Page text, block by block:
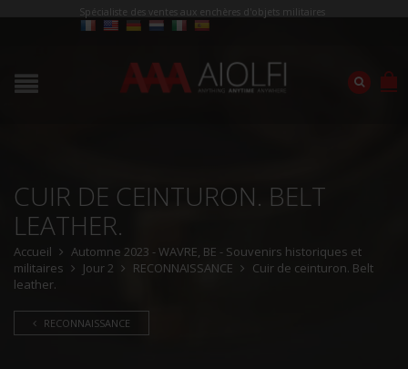
Spécialiste des ventes aux enchères d'objets militaires
CUIR DE CEINTURON. BELT
LEATHER.
Accueil
Automne 2023 - WAVRE, BE - Souvenirs historiques et
militaires
Jour 2 RECONNAISSANCE
Cuir de ceinturon. Belt
leather.
RECONNAISSANCE